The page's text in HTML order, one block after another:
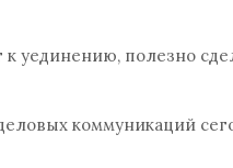
к уединению, полезно
коммуникаций